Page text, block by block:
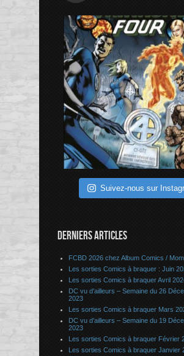
Suivez-nous sur
DERNIERS ARTICLES
FCBD 2026 chez Album Comics /
Les sorties Comics à braquer : Juin
Les sorties Comics à braquer Avril
DC vu d’ailleurs – Semaine du 26
2023
Les sorties Comics à braquer Mars
DC vu d’ailleurs – Semaine du 19
2023
Les sorties Comics à braquer Février
Les sorties Comics à braquer Janvier